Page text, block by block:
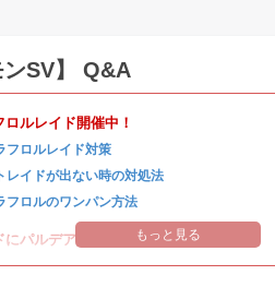
ンSV】 Q&A
ルレイド開催中！
フロルレイド対策
レイドが出ない時の対処法
フロルのワンパン方法
パルデアの強力なポケモンが登場！
もっと見る